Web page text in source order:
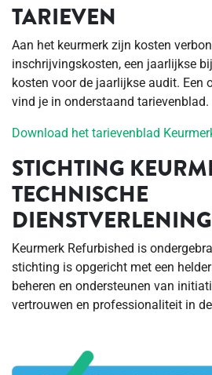
TARIEVEN
Aan het keurmerk zijn kosten
inschrijvingskosten, een jaarlijkse
kosten voor de jaarlijkse audit. Een
vind je in onderstaand tarievenblad.
Download het tarievenblad
STICHTING
TECHNISCHE
Keurmerk Refurbished is
stichting is opgericht met een
beheren en ondersteunen van
vertrouwen en professionaliteit in